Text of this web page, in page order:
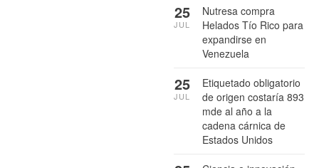
Nutresa compra
Helados Tío Rico para
expandirse en
Venezuela
25
JUL
Etiquetado obligatorio
de origen costaría 893
mde al año a la
cadena cárnica de
Estados Unidos
25
JUL